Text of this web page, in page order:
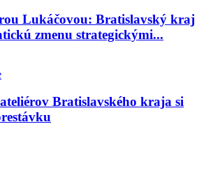
Lukáčovou: Bratislavský kraj
zmenu strategickými...
Bratislavského kraja si